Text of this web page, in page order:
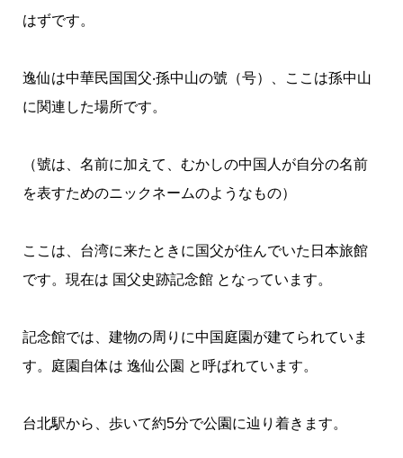
はずです。
逸仙は中華民国国父‧孫中山の號（号）、ここは孫中山
に関連した場所です。
（號は、名前に加えて、むかしの中国人が自分の名前
を表すためのニックネームのようなもの）
ここは、台湾に来たときに国父が住んでいた日本旅館
です。現在は 国父史跡記念館 となっています。
記念館では、建物の周りに中国庭園が建てられていま
す。庭園自体は 逸仙公園 と呼ばれています。
台北駅から、歩いて約5分で公園に辿り着きます。